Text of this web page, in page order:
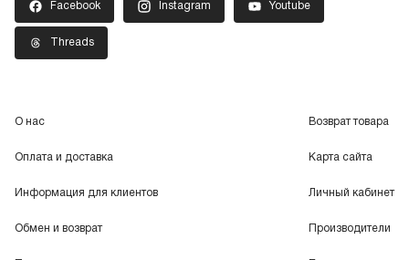
Facebook Instagram Youtube
Threads
О нас
Оплата и доставка
Информация для клиентов
Обмен и возврат
Возврат товара
Карта сайта
Личный кабинет
Производители